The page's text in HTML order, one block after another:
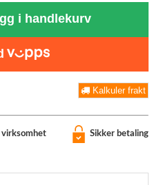
i handlekurv
Kalkuler frakt
virksomhet Sikker betaling